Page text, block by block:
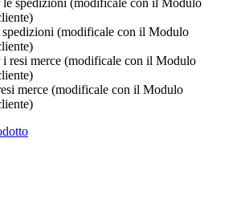
spedizioni (modificale con il Modulo
merce (modificale con il Modulo